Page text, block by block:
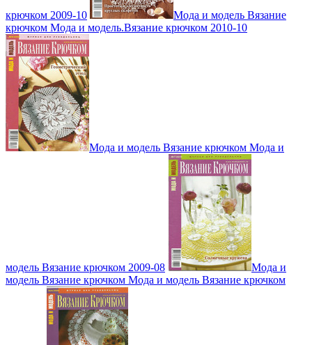
крючком 2009-10
Мода и модель Вязание
крючком Мода и модель.Вязание крючком 2010-10
Мода и модель Вязание крючком Мода и
модель Вязание крючком 2009-08
Мода и
модель Вязание крючком Мода и модель Вязание крючком